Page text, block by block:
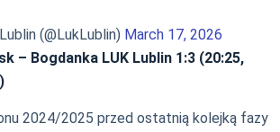
(@LukLublin) March 17, 2026
– Bogdanka LUK Lublin 1:3 (20:25,
2024/2025 przed ostatnią kolejką fazy